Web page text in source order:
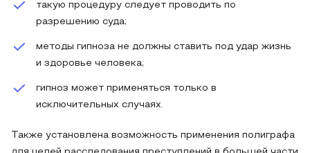
такую процедуру следует проводить по
разрешению суда;
методы гипноза не должны ставить под удар жизнь
и здоровье человека;
гипноз может применяться только в
исключительных случаях.
Также установлена возможность применения полиграфа